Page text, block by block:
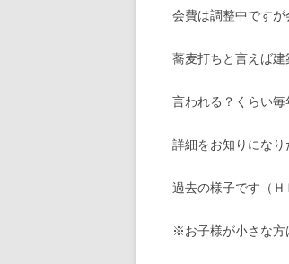
会費は調整中ですが
蕎麦打ちと言えば
言われる？くらい毎
詳細をお知りになり
過去の様子です（
※お子様が小さな方